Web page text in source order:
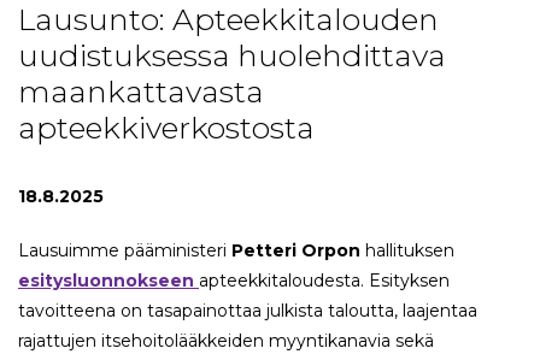
Lausunto: Apteekkitalouden
uudistuksessa huolehdittava
maankattavasta
apteekkiverkostosta
18.8.2025
Lausuimme pääministeri Petteri Orpon hallituksen
esitysluonnokseen apteekkitaloudesta. Esityksen
tavoitteena on tasapainottaa julkista taloutta, laajentaa
rajattujen itsehoitolääkkeiden myyntikanavia sekä